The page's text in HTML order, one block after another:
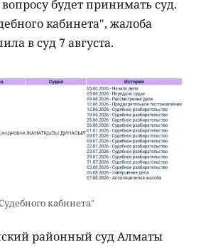
будет принимать суд.
кабинета", жалоба
в суд 7 августа.
кабинета"
районный суд Алматы